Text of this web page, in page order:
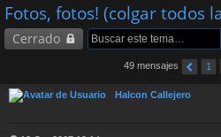
es
rá
do
os
Fotos, fotos! (colgar todos
Cerrado
49 mensajes 1
Halcon Callejero